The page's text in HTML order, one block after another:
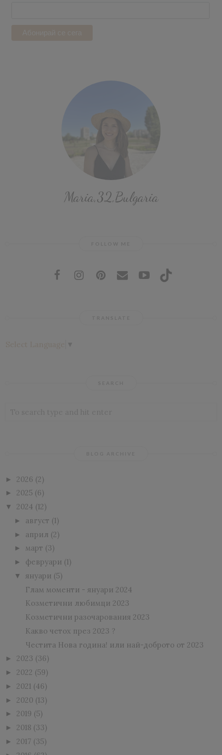
Maria,32,Bulgaria
► 2026 (2)
► 2025 (6)
▼ 2024 (12)
► август (1)
► април (2)
► март (3)
► февруари (1)
▼ януари (5)
Глам моменти - януари 2024
Козметични любимци 2023
Козметични разочарования 2023
Какво четох през 2023 ?
Честита Нова година! или най-доброто от 2023
► 2023 (36)
► 2022 (59)
► 2021 (46)
► 2020 (13)
► 2019 (5)
► 2018 (33)
► 2017 (35)